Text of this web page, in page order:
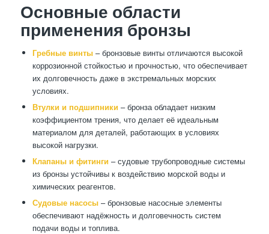
Основные области
применения бронзы
Гребные винты– бронзовые винты отличаются высокой
коррозионной стойкостью и прочностью, что обеспечивает
их долговечность даже в экстремальных морских
условиях.
Втулки и подшипники – бронза обладает низким
коэффициентом трения, что делает её идеальным
материалом для деталей, работающих в условиях
высокой нагрузки.
Клапаны и фитинги – судовые трубопроводные системы
из бронзы устойчивы к воздействию морской воды и
химических реагентов.
Судовые насосы– бронзовые насосные элементы
обеспечивают надёжность и долговечность систем
подачи воды и топлива.